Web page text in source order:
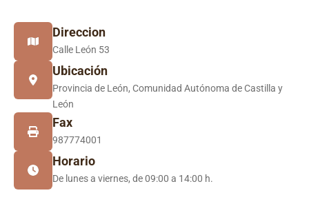
Direccion
Calle León 53
Ubicación
Provincia de León, Comunidad Autónoma de Castilla y
León
Fax
987774001
Horario
De lunes a viernes, de 09:00 a 14:00 h.